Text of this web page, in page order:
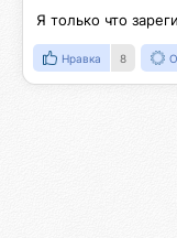
Я только что
Нравка 8